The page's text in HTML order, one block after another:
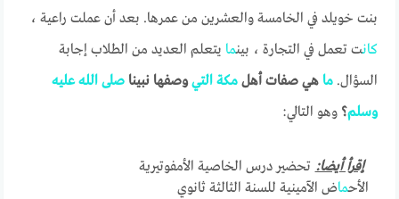
بنت خويلد في الخامسة والعشرين من عمرها. بعد أن عملت راعية ،
كانت تعمل في التجارة ، بينما يتعلم العديد من الطلاب إجابة
السؤال.ما هي صفات أهلمكة التيوصفها نبيناصلى الله عليه
وسلم؟ وهو التالي:
إقرأ أيضا: تحضير درس الخاصية الأمفوتيرية
الأحماض الآمينية للسنة الثالثة ثانوي